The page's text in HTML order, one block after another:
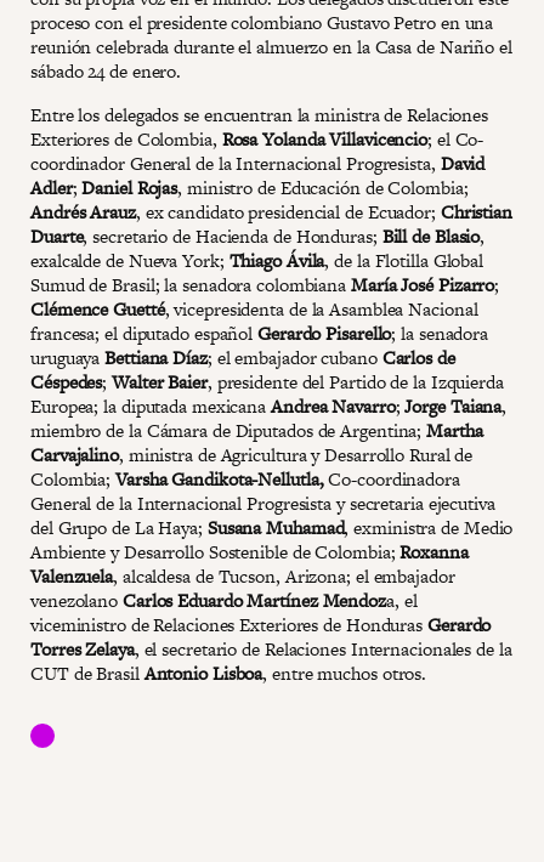
proceso con el presidente colombiano Gustavo Petro en una
reunión celebrada durante el almuerzo en la Casa de Nariño el
sábado 24 de enero.
Entre los delegados se encuentran la ministra de Relaciones
Exteriores de Colombia, Rosa Yolanda Villavicencio; el Co-
coordinador General de la Internacional Progresista, David
Adler;Daniel Rojas, ministro de Educación de Colombia;
Andrés Arauz, ex candidato presidencial de Ecuador; Christian
Duarte, secretario de Hacienda de Honduras; Bill de Blasio,
exalcalde de Nueva York; Thiago Ávila, de la Flotilla Global
Sumud de Brasil; la senadora colombianaMaría José Pizarro;
Clémence Guetté, vicepresidenta de la Asamblea Nacional
francesa; el diputado españolGerardo Pisarello; la senadora
uruguayaBettiana Díaz; el embajador cubanoCarlos de
Céspedes;Walter Baier, presidente del Partido de la Izquierda
Europea; la diputada mexicanaAndrea Navarro;Jorge Taiana,
miembro de la Cámara de Diputados de Argentina;Martha
Carvajalino, ministra de Agricultura y Desarrollo Rural de
Colombia;Varsha Gandikota-Nellutla,Co-coordinadora
General de la Internacional Progresista y secretaria ejecutiva
del Grupo de La Haya; Susana Muhamad, exministra de Medio
Ambiente y Desarrollo Sostenible de Colombia;Roxanna
Valenzuela, alcaldesa de Tucson, Arizona; el embajador
venezolanoCarlos Eduardo Martínez Mendoza, el
viceministro de Relaciones Exteriores de HondurasGerardo
Torres Zelaya, el secretario de Relaciones Internacionales de la
CUT de BrasilAntonio Lisboa, entre muchos otros.